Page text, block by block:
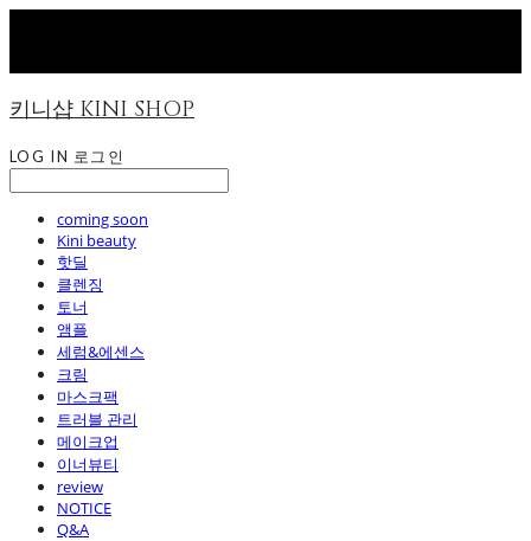
키니샵 KINI SHOP
LOG IN 로그인
coming soon
Kini beauty
핫딜
클렌징
토너
앰플
세럼&에센스
크림
마스크팩
트러블 관리
메이크업
이너뷰티
review
NOTICE
Q&A